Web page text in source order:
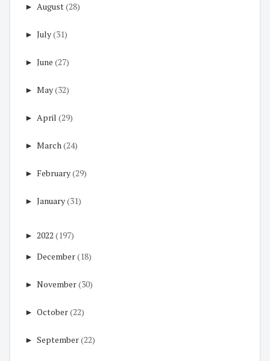
► August(28)
► July(31)
► June (27)
► May(32)
► April (29)
► March(24)
► February(29)
► January(31)
► 2022 (197)
► December(18)
► November(30)
► October(22)
► September(22)